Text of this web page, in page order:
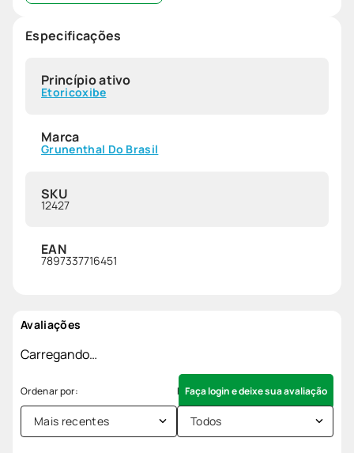
Especificações
Princípio ativo
Etoricoxibe
Marca
Grunenthal Do Brasil
SKU
12427
EAN
7897337716451
Avaliações
Carregando…
Faça login e deixe sua avaliação
Mais recentes Todos